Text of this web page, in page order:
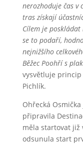
nerozhoduje čas v
tras získají
Cílem je poskládat
se to podaří,
nejnižšího
Běžec Poohřís
vysvětluje
Pichlík.
Ohřecká
připravila
měla startovat již
odsunula start